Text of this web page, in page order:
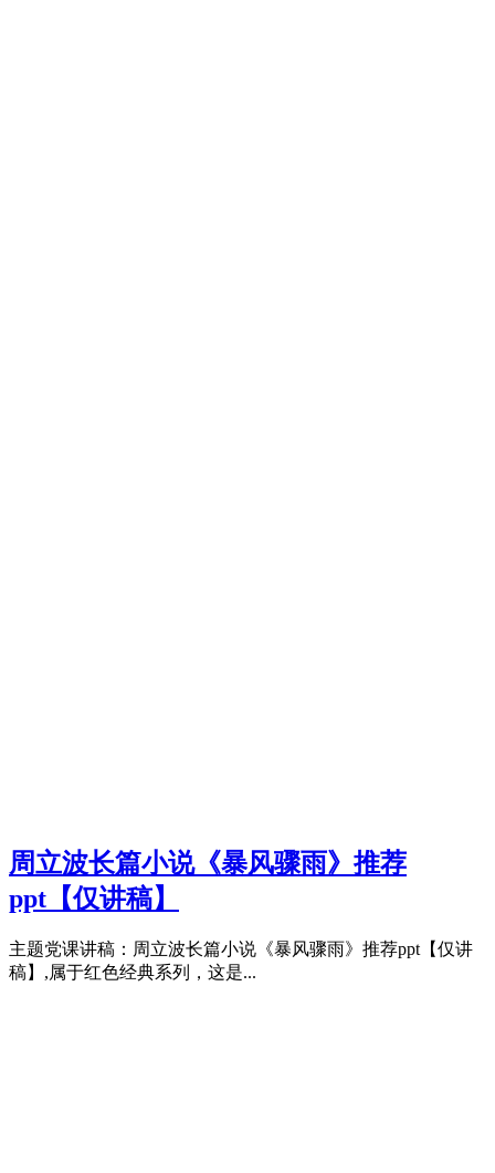
周立波长篇小说《暴风骤雨》推荐
ppt【仅讲稿】
主题党课讲稿：周立波长篇小说《暴风骤雨》推荐ppt【仅讲
稿】,属于红色经典系列，这是...